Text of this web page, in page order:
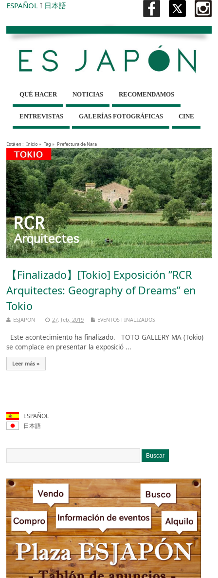
ESPAÑOL I 日本語
QUÉ HACER NOTICIAS RECOMENDAMOS
ENTREVISTAS GALERÍAS FOTOGRÁFICAS CINE
Está en : Inicio» Tag » Prefectura de Nara
【Finalizado】[Tokio] Exposición “RCR
Arquitectes: Geography of Dreams” en
Tokio
ESJAPON 27, feb, 2019 EVENTOS FINALIZADOS
Este acontecimiento ha finalizado. TOTO GALLERY MA (Tokio)
se complace en presentar la exposició ...
Leer más »
ESPAÑOL
日本語